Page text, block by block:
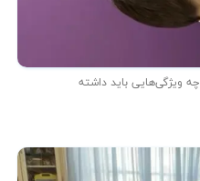
آموزش مفاهیم ریاضی | کاربرگ عدد ۳ چه ویژگی‌هایی باید داشته